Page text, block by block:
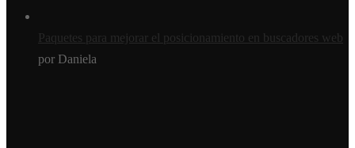
Paquetes para mejorar el posicionamiento en buscadores web
por Daniela